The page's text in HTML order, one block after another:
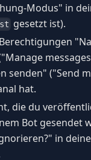
Modus" in
gesetzt ist).
senden" ("Send
hat.
die du
Bot gesendet
in